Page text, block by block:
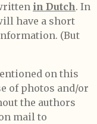
in Dutch. In
have a short
(But
on this
of photos and/or
the authors
mail to